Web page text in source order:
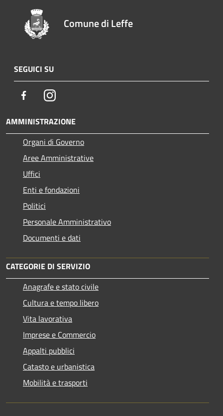
Comune di Leffe
SEGUICI SU
FacebookInstagram
AMMINISTRAZIONE
Organi di Governo
Aree Amministrative
Uffici
Enti e fondazioni
Politici
Personale Amministrativo
Documenti e dati
CATEGORIE DI SERVIZIO
Anagrafe e stato civile
Cultura e tempo libero
Vita lavorativa
Imprese e Commercio
Appalti pubblici
Catasto e urbanistica
Mobilità e trasporti